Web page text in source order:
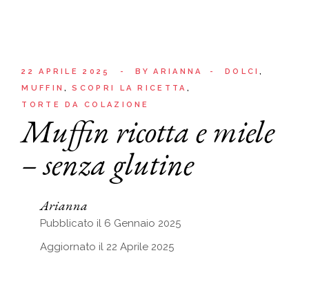
22 APRILE 2025 BY ARIANNA
DOLCI
MUFFIN
SCOPRI LA RICETTA
TORTE DA COLAZIONE
Muffin ricotta e miele
– senza glutine
Arianna
Pubblicato il 6 Gennaio 2025
Aggiornato il 22 Aprile 2025